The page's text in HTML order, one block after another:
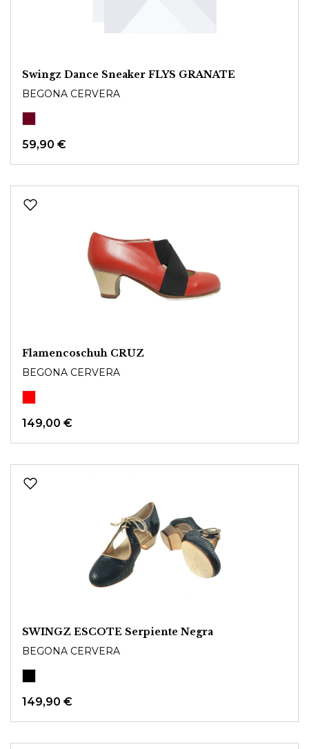
Swingz Dance Sneaker FLYS GRANATE
BEGONA CERVERA
59,90 €
Flamencoschuh CRUZ
BEGONA CERVERA
149,00 €
SWINGZ ESCOTE Serpiente Negra
BEGONA CERVERA
149,90 €